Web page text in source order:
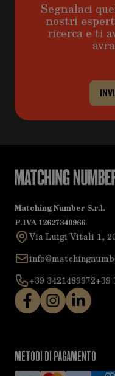
Segnalaci
nostri
ricerca e ti
Matching Number S.r.l.
P.IVA 12627340966
Via Luigi Vitali 1,
+39 3421489972+39
METODI DI PAGAMENTO